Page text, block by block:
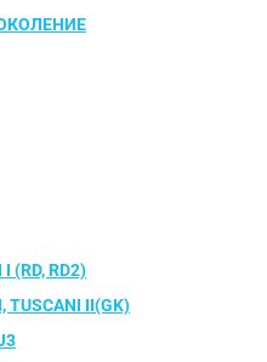
I (RD, RD2)
TUSCANI II(GK)